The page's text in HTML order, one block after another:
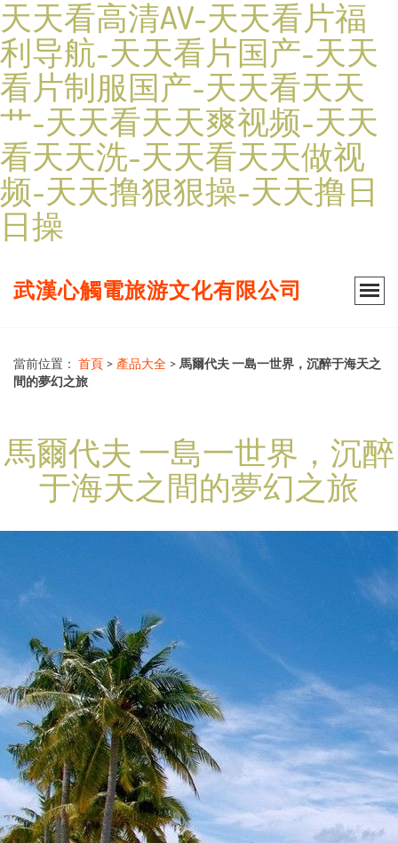
天天看高清AV-天天看片福
利导航-天天看片国产-天天
看片制服国产-天天看天天
艹-天天看天天爽视频-天天
看天天洗-天天看天天做视
频-天天撸狠狠操-天天撸日
日操
武漢心觸電旅游文化有限公司
當前位置： 首頁 > 產品大全 > 馬爾代夫 一島一世界，沉醉于海天之
間的夢幻之旅
馬爾代夫 一島一世界，沉醉
于海天之間的夢幻之旅